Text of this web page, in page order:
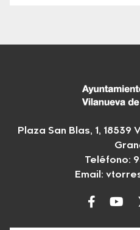
Plaza San Blas, 1,
Teléfono:
Email: